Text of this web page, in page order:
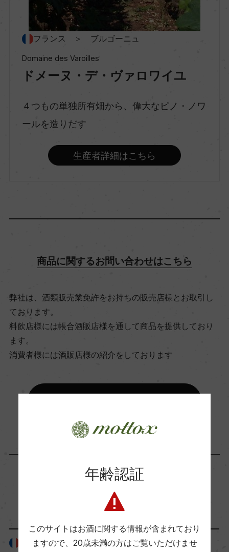
品種（原材料）
13.5％
コンクール入賞歴
ー
海外ワイン専門誌評価歴
国内ワイン専門誌評価歴
フランス ＞ ブルゴーニュ
Domaine des Varoilles
ドメーヌ・デ・ヴァロワイユ
４つもの単独所有畑から、偉大なピノ・ノワ
ールを造りだす
生産者詳細はこちら
商品に関するお問い合わせはこちら
弊社は、酒類販売業免許をお持ちの販売店様とお取引し
ております。
料飲店様には帳合酒販店様を通して商品を提供しており
ます。
消費者様には酒販店様の紹介をしております
「生産者」が同じ商品
フランス フランス
年齢認証
このサイトはお酒に関する情報が含まれており
ますので、 20歳未満の方はご覧いただけませ